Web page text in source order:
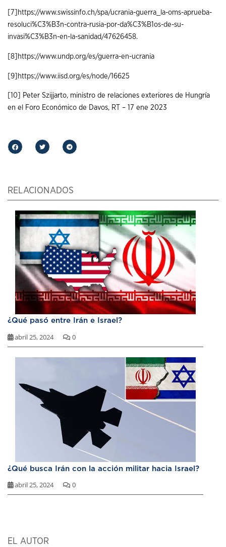
[7] https://www.swissinfo.ch/spa/ucrania-guerra_la-oms-aprueba-
resoluci%C3%B3n-contra-rusia-por-da%C3%B1os-de-su-
invasi%C3%B3n-en-la-sanidad/47626458.
[8] https://www.undp.org/es/guerra-en-ucrania
[9] https://www.iisd.org/es/node/16625
[10]
Peter Szijjarto, ministro de relaciones exteriores de Hungría
en el Foro Económico de Davos, RT – 17 ene 2023
RELACIONADOS
¿Qué pasó entre Irán e Israel?
abril 25, 2024 0
¿Qué busca Irán con la acción militar hacia Israel?
abril 25, 2024 0
EL AUTOR